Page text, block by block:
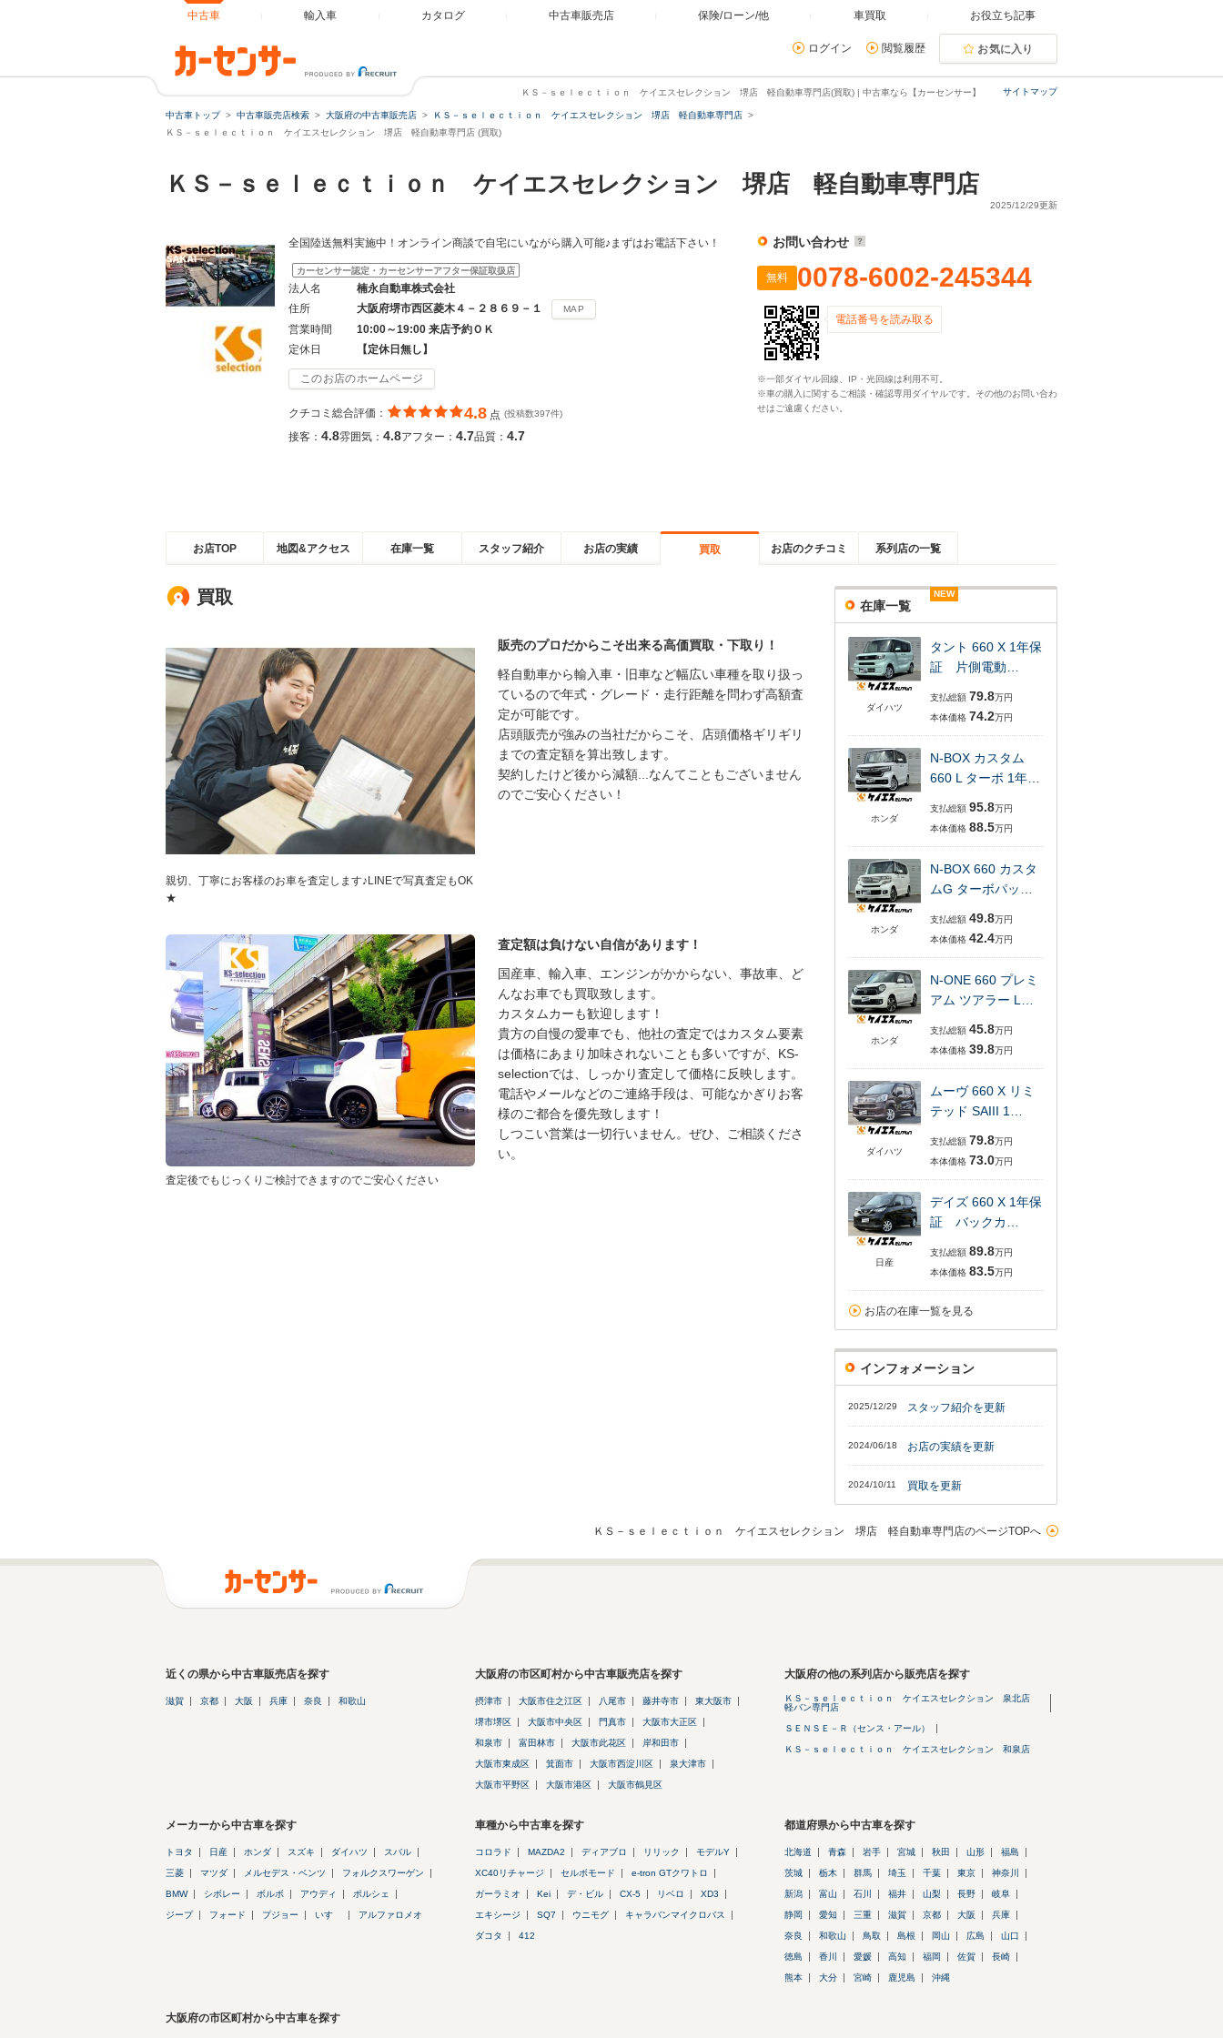
中古車 輸入車 カタログ 中古車販売店 保険/ローン/他 車買取 お役立ち記事
ログイン 閲覧履歴 お気に入り
サイトマップ
ＫＳ－ｓｅｌｅｃｔｉｏｎ ケイエスセレクション 堺店 軽自動車専門店(買取) | 中古車なら【カーセンサー】
中古車トップ 中古車販売店検索 大阪府の中古車販売店
ＫＳ－ｓｅｌｅｃｔｉｏｎ ケイエスセレクション 堺店 軽自動車専門店
ＫＳ－ｓｅｌｅｃｔｉｏｎ ケイエスセレクション 堺店 軽自動車専門店 (買取)
ＫＳ－ｓｅｌｅｃｔｉｏｎ ケイエスセレクション 堺店 軽自動車専門店
2025/12/29更新
全国陸送無料実施中！オンライン商談で自宅にいながら購入可能♪まずはお電話下さい！
カーセンサー認定・カーセンサーアフター保証取扱店
法人名
楠永自動車株式会社
住所
大阪府堺市西区菱木４－２８６９－１ MAP
営業時間
10:00～19:00 来店予約ＯＫ
定休日
【定休日無し】
このお店のホームページ
クチコミ総合評価： 4.8 点 (投稿数397件)
接客： 4.8雰囲気： 4.8アフター： 4.7品質： 4.7
お問い合わせ
無料 0078-6002-245344
電話番号を読み取る
※一部ダイヤル回線、IP・光回線は利用不可。
※車の購入に関するご相談・確認専用ダイヤルです。その他のお問い合わ
せはご遠慮ください。
お店TOP 地図&アクセス 在庫一覧 スタッフ紹介 お店の実績 買取 お店のクチコミ 系列店の一覧
買取
親切、丁寧にお客様のお車を査定します♪LINEで写真査定もOK
★
販売のプロだからこそ出来る高価買取・下取り！
軽自動車から輸入車・旧車など幅広い車種を取り扱っ
ているので年式・グレード・走行距離を問わず高額査
定が可能です。
店頭販売が強みの当社だからこそ、店頭価格ギリギリ
までの査定額を算出致します。
契約したけど後から減額...なんてこともございません
のでご安心ください！
査定後でもじっくりご検討できますのでご安心ください
査定額は負けない自信があります！
国産車、輸入車、エンジンがかからない、事故車、ど
んなお車でも買取致します。
カスタムカーも歓迎します！
貴方の自慢の愛車でも、他社の査定ではカスタム要素
は価格にあまり加味されないことも多いですが、KS-
selectionでは、しっかり査定して価格に反映します。
電話やメールなどのご連絡手段は、可能なかぎりお客
様のご都合を優先致します！
しつこい営業は一切行いません。ぜひ、ご相談くださ
い。
在庫一覧
ダイハツ
NEW
タント 660 X 1年保
証 片側電動…
支払総額 79.8万円
本体価格 74.2万円
ホンダ
NEW
N-BOX カスタム
660 L ターボ 1年…
支払総額 95.8万円
本体価格 88.5万円
ホンダ
NEW
N-BOX 660 カスタ
ムG ターボパッ…
支払総額 49.8万円
本体価格 42.4万円
ホンダ
NEW
N-ONE 660 プレミ
アム ツアラー L…
支払総額 45.8万円
本体価格 39.8万円
ダイハツ
NEW
ムーヴ 660 X リミ
テッド SAIII 1…
支払総額 79.8万円
本体価格 73.0万円
日産
デイズ 660 X 1年保
証 バックカ…
支払総額 89.8万円
本体価格 83.5万円
お店の在庫一覧を見る
インフォメーション
2025/12/29 スタッフ紹介を更新
2024/06/18 お店の実績を更新
2024/10/11 買取を更新
ＫＳ－ｓｅｌｅｃｔｉｏｎ ケイエスセレクション 堺店 軽自動車専門店のページTOPへ
近くの県から中古車販売店を探す
滋賀 京都 大阪 兵庫 奈良 和歌山
大阪府の市区町村から中古車販売店を探す
摂津市 大阪市住之江区 八尾市 藤井寺市 東大阪市
堺市堺区 大阪市中央区 門真市 大阪市大正区
和泉市 富田林市 大阪市此花区 岸和田市
大阪市東成区 箕面市 大阪市西淀川区 泉大津市
大阪市平野区 大阪市港区 大阪市鶴見区
大阪府の他の系列店から販売店を探す
ＫＳ－ｓｅｌｅｃｔｉｏｎ ケイエスセレクション 泉北店
軽バン専門店
ＳＥＮＳＥ－Ｒ（センス・アール）
ＫＳ－ｓｅｌｅｃｔｉｏｎ ケイエスセレクション 和泉店
メーカーから中古車を探す
トヨタ 日産 ホンダ スズキ ダイハツ スバル
三菱 マツダ メルセデス・ベンツ フォルクスワーゲン
BMW シボレー ボルボ アウディ ポルシェ
ジープ フォード プジョー いすゞ アルファロメオ
車種から中古車を探す
コロラド MAZDA2 ディアブロ リリック モデルY
XC40リチャージ セルボモード e-tron GTクワトロ
ガーラミオ Kei デ・ビル CX-5 リベロ XD3
エキシージ SQ7 ウニモグ キャラバンマイクロバス
ダコタ 412
都道府県から中古車を探す
北海道 青森 岩手 宮城 秋田 山形 福島
茨城 栃木 群馬 埼玉 千葉 東京 神奈川
新潟 富山 石川 福井 山梨 長野 岐阜
静岡 愛知 三重 滋賀 京都 大阪 兵庫
奈良 和歌山 鳥取 島根 岡山 広島 山口
徳島 香川 愛媛 高知 福岡 佐賀 長崎
熊本 大分 宮崎 鹿児島 沖縄
大阪府の市区町村から中古車を探す